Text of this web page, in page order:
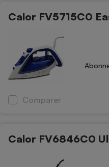
Calor FV5715C0
Comparer
Calor FV6846C0